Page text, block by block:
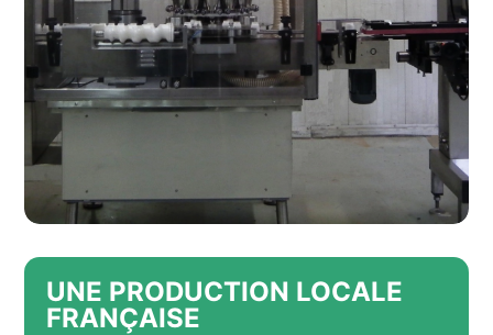
UNE PRODUCTION LOCALE
FRANÇAISE